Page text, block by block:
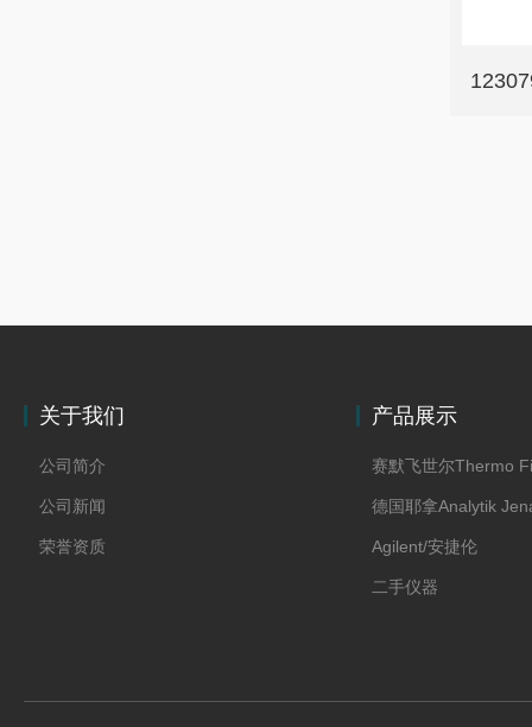
关于我们
公司简介
公司新闻
荣誉资质
产品展示
赛默飞世尔Thermo
德国耶拿Analytik
Agilent/安捷伦
二手仪器